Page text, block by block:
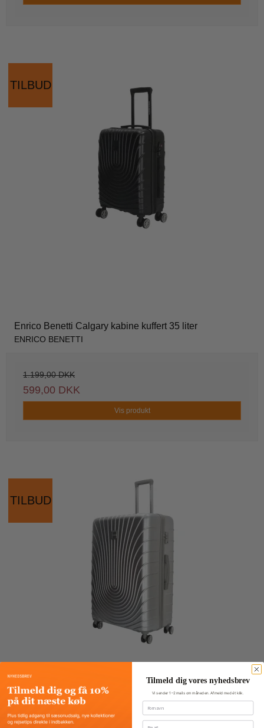
TILBUD
Enrico Benetti Calgary kabine kuffert 35 liter
ENRICO BENETTI
1.199,00 DKK
599,00 DKK
Vis produkt
TILBUD
Tilmeld dig vores nyhedsbrev
Vi sender 1–2 mails om måneden. Afmeld med ét klik.
Fornavn
Email